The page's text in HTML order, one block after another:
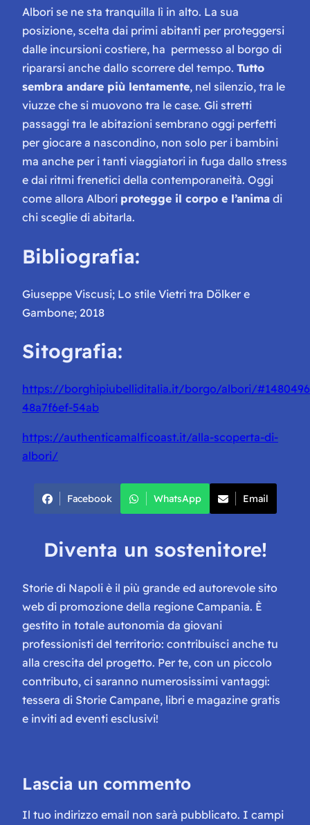
Albori se ne sta tranquilla lì in alto. La sua
posizione, scelta dai primi abitanti per proteggersi
dalle incursioni costiere, ha permesso al borgo di
ripararsi anche dallo scorrere del tempo. Tutto
sembra andare più lentamente, nel silenzio, tra le
viuzze che si muovono tra le case. Gli stretti
passaggi tra le abitazioni sembrano oggi perfetti
per giocare a nascondino, non solo per i bambini
ma anche per i tanti viaggiatori in fuga dallo stress
e dai ritmi frenetici della contemporaneità. Oggi
come allora Albori protegge il corpo e l’anima di
chi sceglie di abitarla.
Bibliografia:
Giuseppe Viscusi; Lo stile Vietri tra Dölker e
Gambone; 2018
Sitografia:
https://borghipiubelliditalia.it/borgo/albori/
48a7f6ef-54ab
https://authenticamalficoast.it/alla-scoperta-di-
albori/
Facebook WhatsApp Email
Diventa un sostenitore!
Storie di Napoli è il più grande ed autorevole sito
web di promozione della regione Campania. È
gestito in totale autonomia da giovani
professionisti del territorio: contribuisci anche tu
alla crescita del progetto. Per te, con un piccolo
contributo, ci saranno numerosissimi vantaggi:
tessera di Storie Campane, libri e magazine gratis
e inviti ad eventi esclusivi!
Lascia un commento
Il tuo indirizzo email non sarà pubblicato. I campi